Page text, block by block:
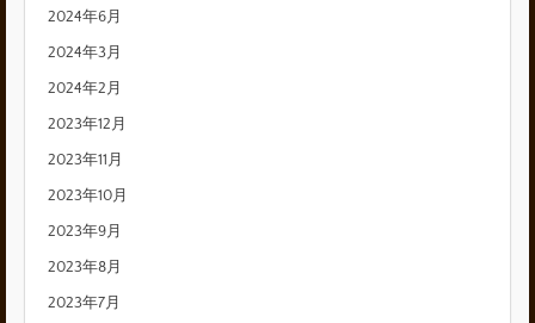
2024年6月
2024年3月
2024年2月
2023年12月
2023年11月
2023年10月
2023年9月
2023年8月
2023年7月